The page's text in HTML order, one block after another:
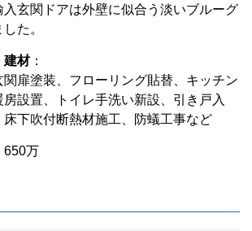
入玄関ドアは外壁に似合う淡いブルーグ
た。
建材：
扉塗装、フローリング貼替、キッチン
設置、トイレ手洗い新設、引き戸入
床下吹付断熱材施工、防蟻工事など
650万